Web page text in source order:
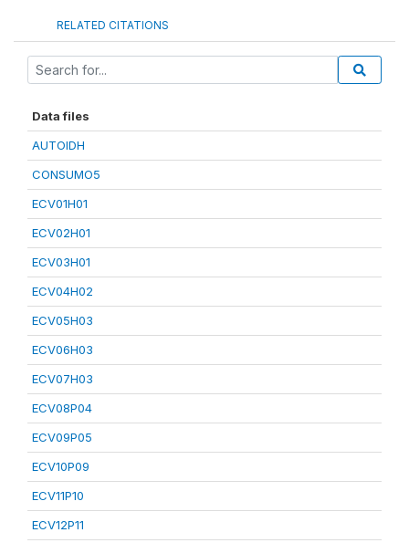
RELATED CITATIONS
Data files
AUTOIDH
CONSUMO5
ECV01H01
ECV02H01
ECV03H01
ECV04H02
ECV05H03
ECV06H03
ECV07H03
ECV08P04
ECV09P05
ECV10P09
ECV11P10
ECV12P11